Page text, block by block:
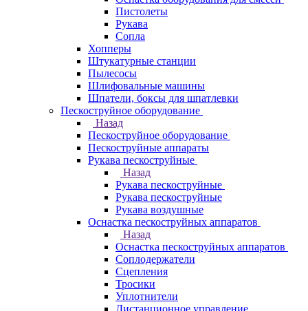
Пистолеты
Рукава
Сопла
Хопперы
Штукатурные станции
Пылесосы
Шлифовальные машины
Шпатели, боксы для шпатлевки
Пескоструйное оборудование
Назад
Пескоструйное оборудование
Пескоструйные аппараты
Рукава пескоструйные
Назад
Рукава пескоструйные
Рукава пескоструйные
Рукава воздушные
Оснастка пескоструйных аппаратов
Назад
Оснастка пескоструйных аппаратов
Соплодержатели
Сцепления
Тросики
Уплотнители
Дистанционное управление